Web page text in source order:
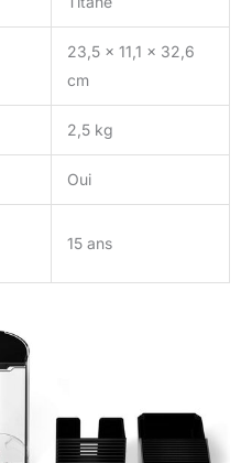
23,5 x 11,1 x 32,6
cm
2,5 kg
Oui
15 ans